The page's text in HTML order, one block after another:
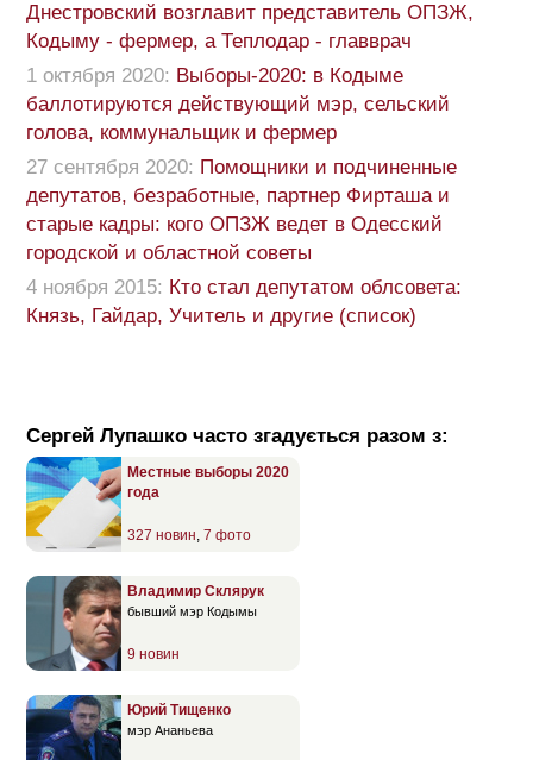
Днестровский возглавит представитель ОПЗЖ,
Кодыму - фермер, а Теплодар - главврач
1 октября 2020: Выборы-2020: в Кодыме
баллотируются действующий мэр, сельский
голова, коммунальщик и фермер
27 сентября 2020: Помощники и подчиненные
депутатов, безработные, партнер Фирташа и
старые кадры: кого ОПЗЖ ведет в Одесский
городской и областной советы
4 ноября 2015: Кто стал депутатом облсовета:
Князь, Гайдар, Учитель и другие (список)
Сергей Лупашко часто згадується разом з:
Местные выборы 2020
года
327 новин, 7 фото
Владимир Склярук
бывший мэр Кодымы
9 новин
Юрий Тищенко
мэр Ананьева